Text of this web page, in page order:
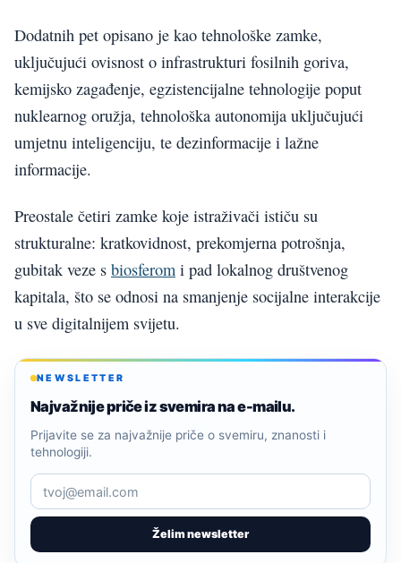
Dodatnih pet opisano je kao tehnološke zamke,
uključujući ovisnost o infrastrukturi fosilnih goriva,
kemijsko zagađenje, egzistencijalne tehnologije poput
nuklearnog oružja, tehnološka autonomija uključujući
umjetnu inteligenciju, te dezinformacije i lažne
informacije.
Preostale četiri zamke koje istraživači ističu su
strukturalne: kratkovidnost, prekomjerna potrošnja,
gubitak veze s biosferom i pad lokalnog društvenog
kapitala, što se odnosi na smanjenje socijalne interakcije
u sve digitalnijem svijetu.
NEWSLETTER
Najvažnije priče iz svemira na e-mailu.
Želim newsletter
Prijavite se za najvažnije priče o svemiru, znanosti i
tehnologiji.